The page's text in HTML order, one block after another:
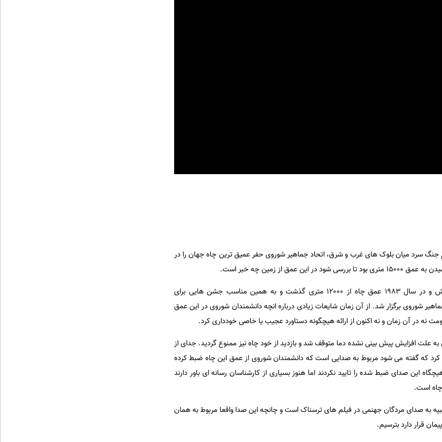
در گرماگرم جنگ سرد میان بلوک های غرب و شرق، اتحاد جماهیر شوروی حفر عمیق ترین چاه جهان را در
عمق از زمین چه خبر است.
سرانجام پس از چندین سال تلاش و در سال 1983 عمق چاه از 12000 متری گذشت و به همین مناسب جشن هایی برای
شوروی برگزار شد. از آن زمان شایعات زیادی درباره انچه دانشمندان شوروی در این عمق
نه در آن زمان و نه اکنون از ارائه هیچگونه دستاورد عجیب یا خاصی خودداری کرد.
به علت افزایش پیش بینی نشده دما متوقف شد و بازدید از خود چاه نیز ممنوع گردید. جدای از
کرد که گفته می شود مربوط به صدایی است که دانشمندان شوروی از عمق این چاه ضبط کرده
این صدای ضبط شده را تایید نکردند اما هنوز بسیاری از کارشناسان رسانه ای باور دارند
است.
به صدای مردگان جهنمی در فیلم های ترسناک است و چانچه این صدا واقعا مربوط به همان
قرار دارد بترسیم.